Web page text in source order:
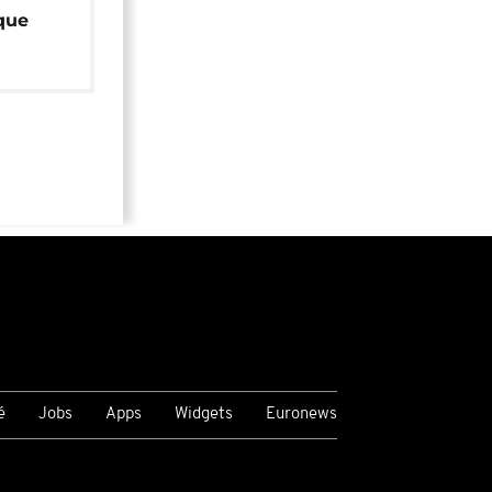
Jobs Apps Widgets Euronews